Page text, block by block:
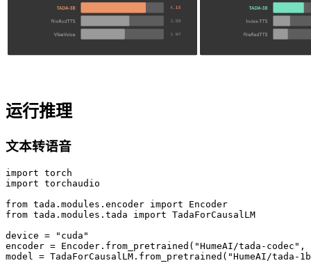
运行推理
文本转语音
import torch
import torchaudio
from tada.modules.encoder import Encoder
from tada.modules.tada import TadaForCausalLM
device = "cuda"
encoder = Encoder.from_pretrained("HumeAI/tada-
model = TadaForCausalLM.from_pretrained("HumeAI/